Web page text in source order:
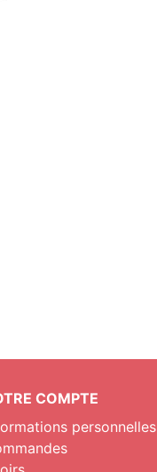
COMPTE
personnelles